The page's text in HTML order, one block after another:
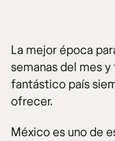
La mejor época
semanas del mes
fantástico país
ofrecer.
México es uno de